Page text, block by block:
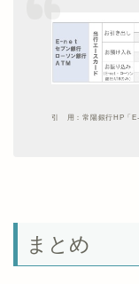
引 用：常陽銀行HP「E-
まとめ